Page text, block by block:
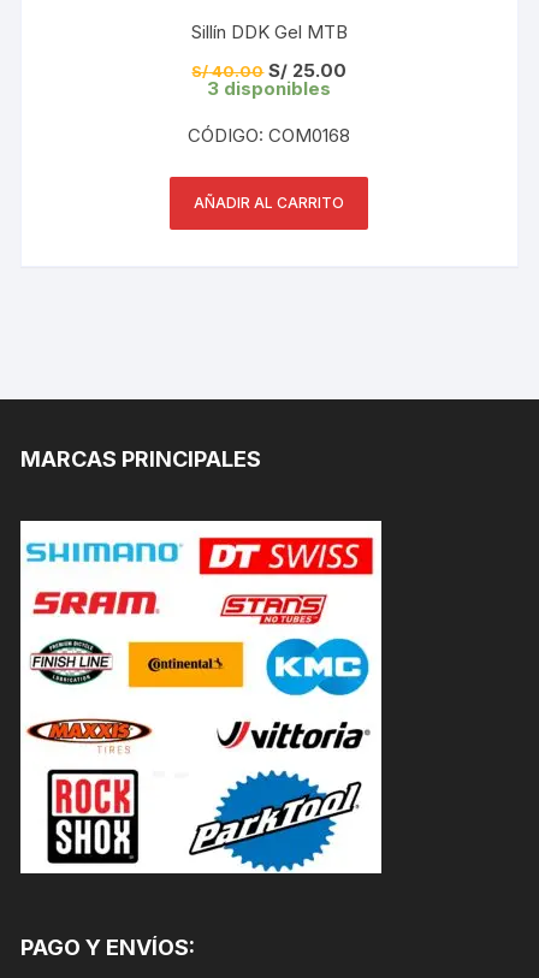
Sillín DDK Gel MTB
S/40.00 El
precio
S/ 40.00.
S/ 25.00
S/ 25.00.
3 disponibles
CÓDIGO: COM0168
AÑADIR AL CARRITO
MARCAS PRINCIPALES
PAGO Y ENVÍOS: